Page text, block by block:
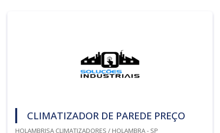
CLIMATIZADOR DE PAREDE PREÇO
HOLAMBRISA CLIMATIZADORES / HOLAMBRA - SP